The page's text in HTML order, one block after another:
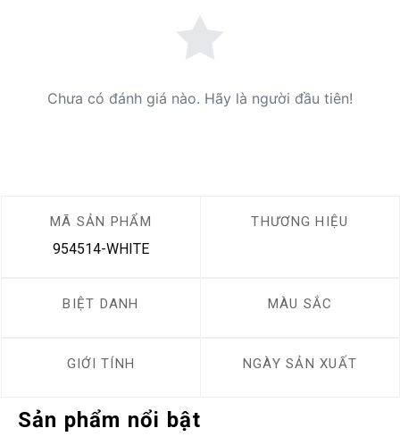
Chưa có đánh giá nào. Hãy là người đầu tiên!
MÃ SẢN PHẨM
954514-WHITE
THƯƠNG HIỆU
BIỆT DANH MÀU SẮC
GIỚI TÍNH NGÀY SẢN XUẤT
Sản phẩm nổi bật